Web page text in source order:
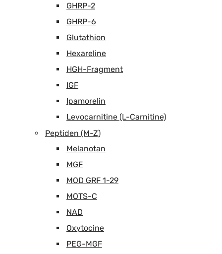
GHRP-2
GHRP-6
Glutathion
Hexareline
HGH-Fragment
IGF
Ipamorelin
Levocarnitine (L-Carnitine)
Peptiden (M-Z)
Melanotan
MGF
MOD GRF 1-29
MOTS-C
NAD
Oxytocine
PEG-MGF